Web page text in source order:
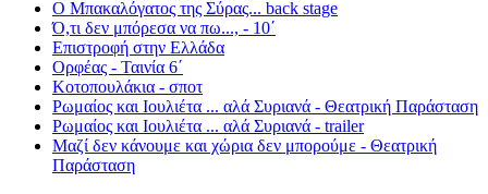
Ο Μπακαλόγατος της Σύρας... back stage
Ό,τι δεν μπόρεσα να πω..., - 10΄
Επιστροφή στην Ελλάδα
Ορφέας - Ταινία 6΄
Κοτοπουλάκια - σποτ
Ρωμαίος και Ιουλιέτα ... αλά Συριανά - Θεατρική Παράσταση
Ρωμαίος και Ιουλιέτα ... αλά Συριανά - trailer
Μαζί δεν κάνουμε και χώρια δεν μπορούμε - Θεατρική
Παράσταση